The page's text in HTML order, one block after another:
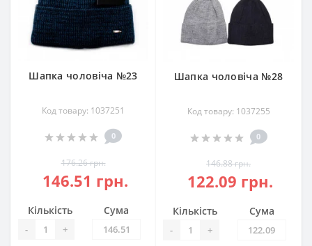
Шапка чоловіча №23
Код товару: 1037251
0
176.26 грн.
146.51 грн.
Кількість
- +
Сума
Шапка чоловіча №28
Код товару: 1037255
0
146.88 грн.
122.09 грн.
Кількість
- +
Сума